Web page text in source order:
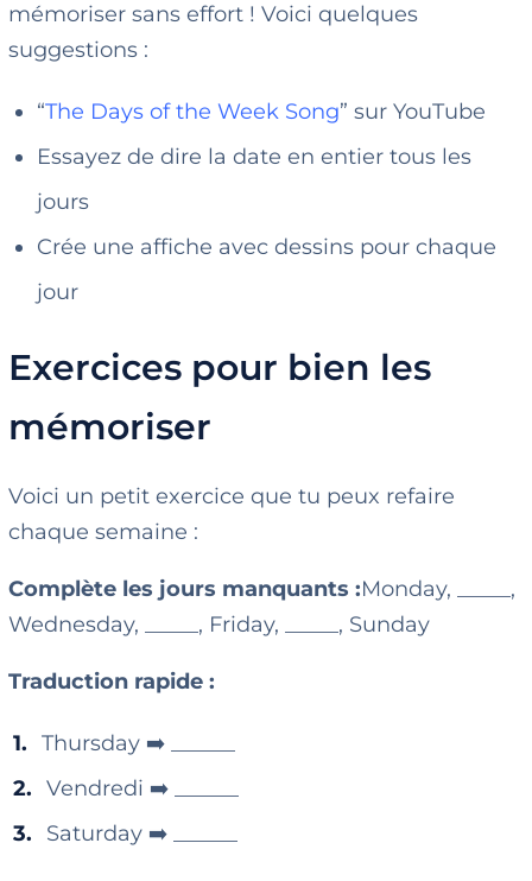
mémoriser sans effort ! Voici quelques
suggestions :
“The Days of the Week Song” sur YouTube
Essayez de dire la date en entier tous les
jours
Crée une affiche avec dessins pour chaque
jour
Exercices pour bien les
mémoriser
Voici un petit exercice que tu peux refaire
chaque semaine :
Complète les jours manquants :Monday, _____,
Wednesday, _____, Friday, _____, Sunday
Traduction rapide :
Thursday ➡️ ______
Vendredi ➡️ ______
Saturday ➡️ ______